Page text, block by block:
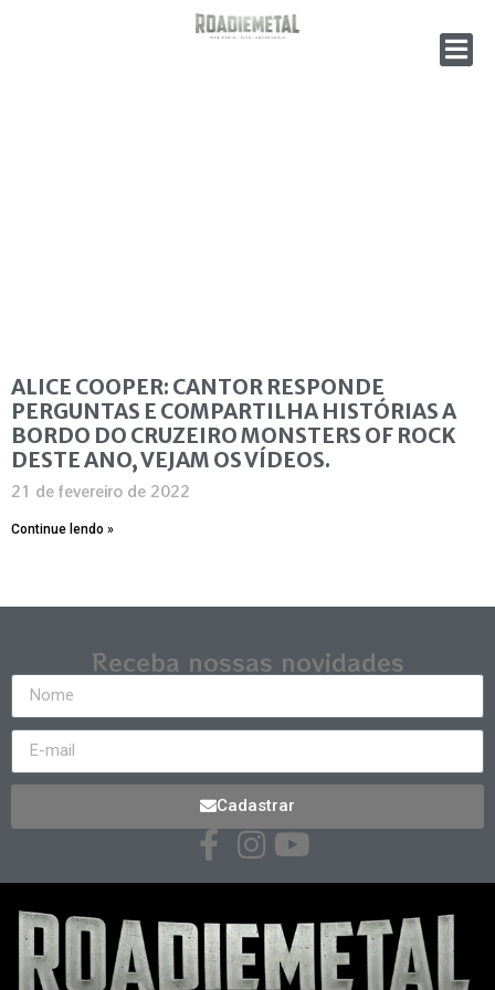
ALICE COOPER: CANTOR RESPONDE
PERGUNTAS E COMPARTILHA HISTÓRIAS A
BORDO DO CRUZEIRO MONSTERS OF ROCK
DESTE ANO, VEJAM OS VÍDEOS.
21 de fevereiro de 2022
Continue lendo »
Receba nossas novidades
Cadastrar